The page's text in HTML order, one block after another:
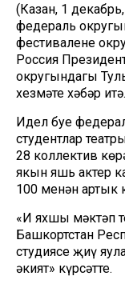
(Казан, 1
федераль
фестиваленең
Россия
округындагы
хезмәте хәбәр итә.
Идел буе
студентлар
28 коллектив
якын яшь актер
100 меңнән
«Иң яхшы мәктәп
Башкортстан
студиясе җиңү
әкият» күрсәтте.